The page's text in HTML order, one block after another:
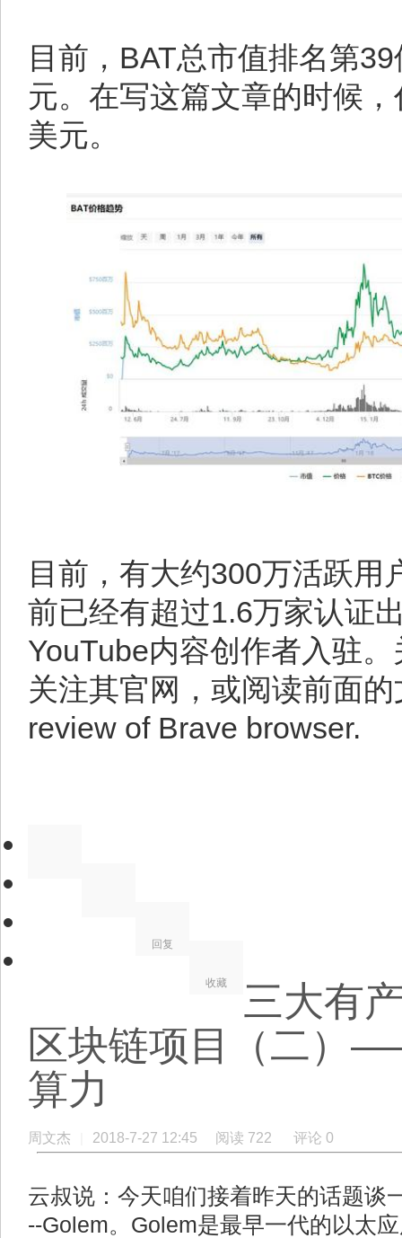
目前，BAT总市值排名第
元。在写这篇文章的时候
美元。
目前，有大约300万活跃用
前已经有超过1.6万家认证
YouTube内容创作者入驻
关注其官网，或阅读前面的
review of Brave browser.
回复
收藏
三大有
区块链项目（二）
算力
周文杰 2018-7-27 12:45 阅读 722 评论 0
云叔说：今天咱们接着昨天的话题谈
--Golem。Golem是最早一代的以太